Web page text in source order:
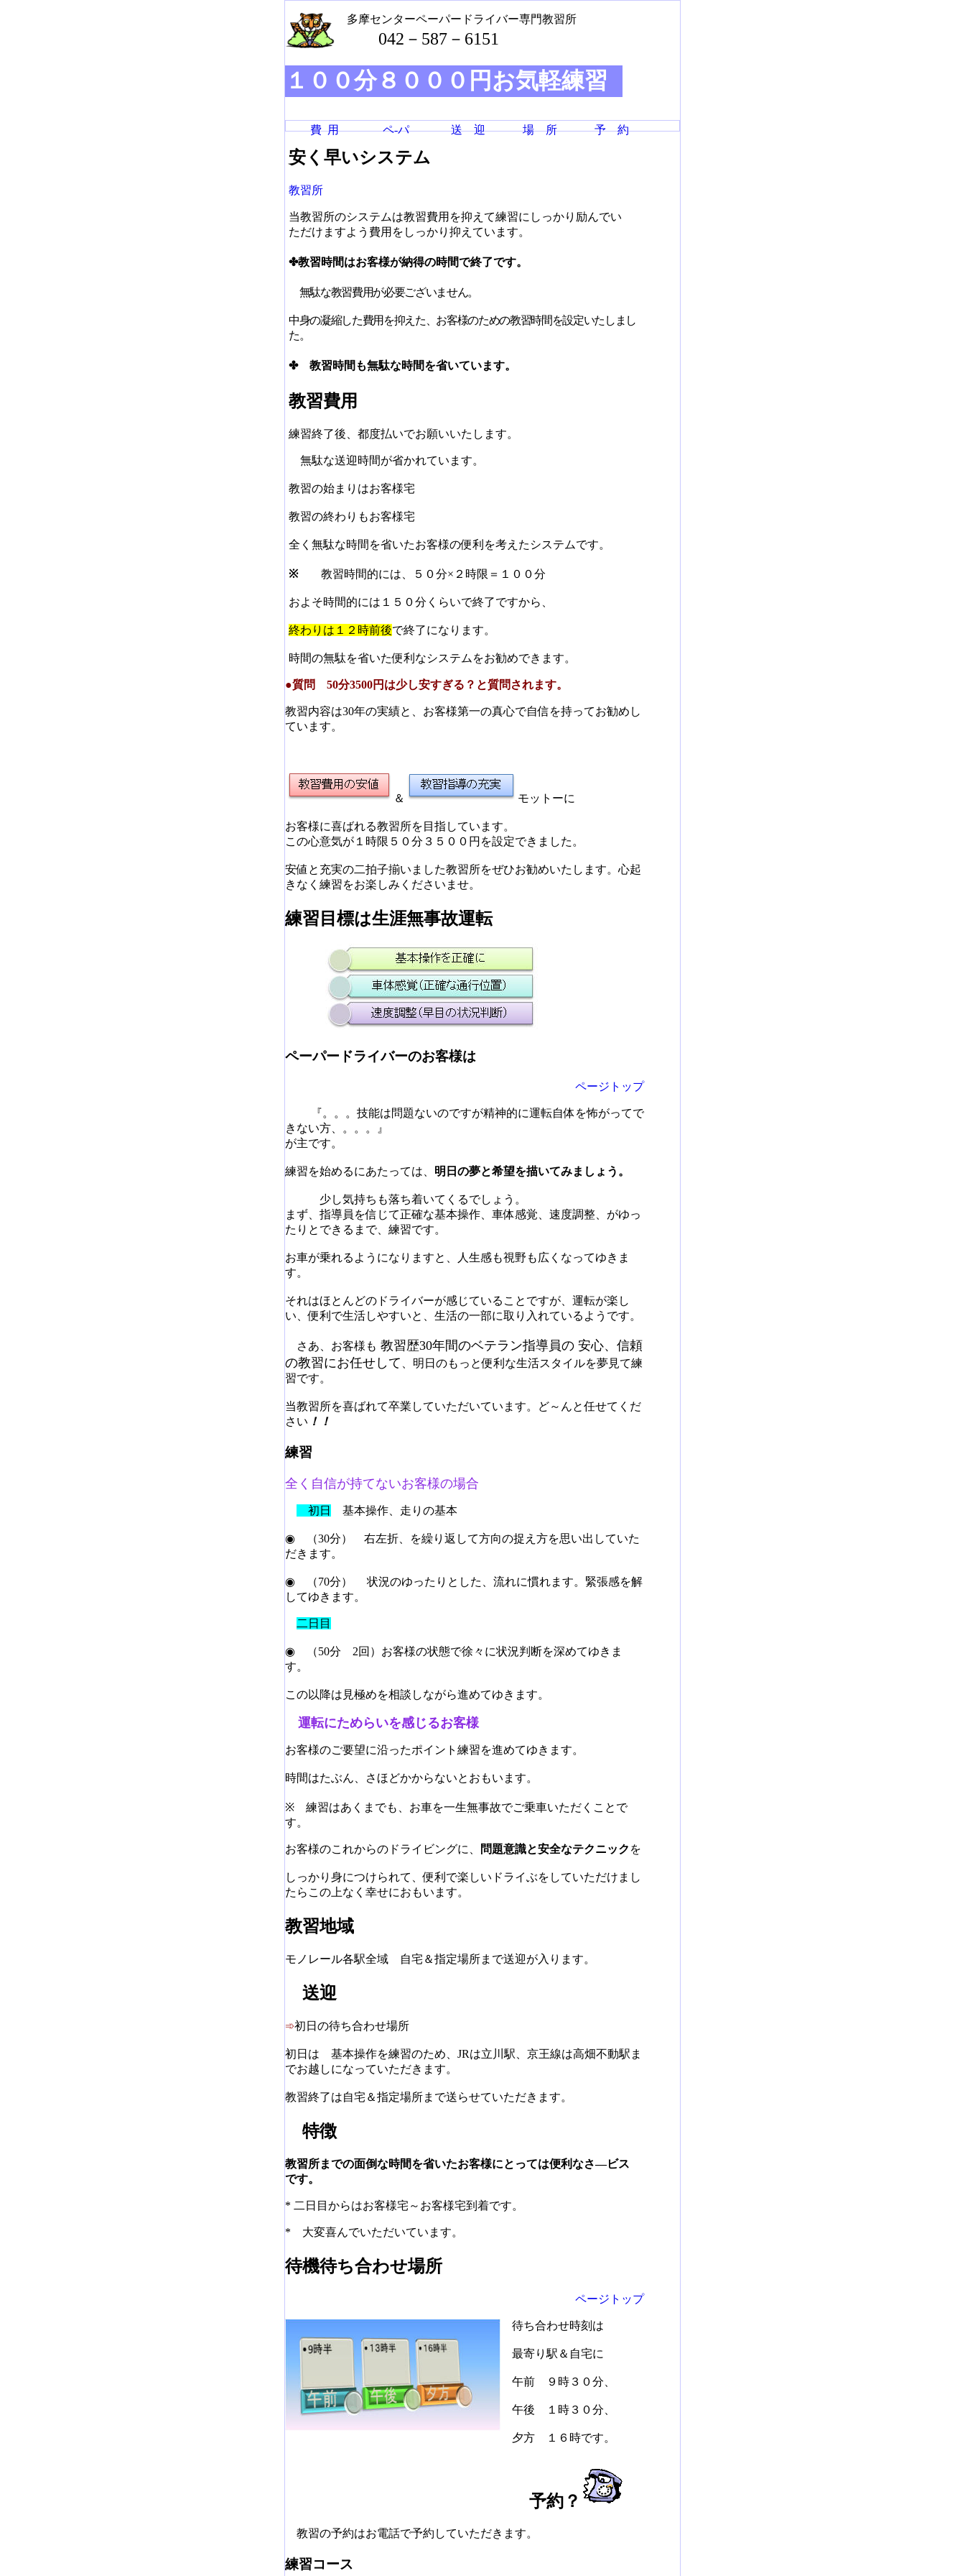
多摩センターペーパードライバー専門教習所
042－587－6151
１００分８０００円お気軽練習
費 用 ペ-パ 送 迎 場 所 予 約
安く 早いシステム
教習所
当教習所のシステムは教習費用を抑えて練習にしっかり励んでい
ただけますよう費用をしっかり抑えています。
✤教習時間はお客様が納得の時間で終了です。
無駄な教習費用が必要ございません。
中身の凝縮した費用を抑えた、お客様のための教習時間を設定いたしまし
た。
✤ 教習時間も無駄な時間を省いています。
教習費用
練習終了後、都度払いでお願いいたします。
無駄な送迎時間が省かれています。
教習の始まりはお客様宅
教習の終わりもお客様宅
全く無駄な時間を省いたお客様の便利を考えたシステムです。
※ 教習時間的には、５０分×２時限＝１００分
およそ時間的には１５０分くらいで終了ですから、
終わりは１２時前後で終了になります。
時間の無駄を省いた便利なシステムをお勧めできます。
●質問 50分3500円は少し安すぎる？と質問されます。
教習内容は30年の実績と、お客様第一の真心で自信を持ってお勧めし
ています。
＆ モットーに
お客様に喜ばれる教習所を目指しています。
この心意気が１時限５０分３５００円を設定できました。
安値と充実の二拍子揃いました教習所をぜひお勧めいたします。心起
きなく練習をお楽しみくださいませ。
練習目標は生涯無事故運転
ペーパー ドライバーのお客様は
ページトップ
『。。。技能は問題ないのですが精神的に運転自体を怖がってで
きない方、。。。』
が主です。
練習を始めるにあたっては、 明日の夢と希望を描いてみましょう。
少し気持ちも落ち着いてくるでしょう。
まず、指導員を信じて正確な基本操作、車体感覚、速度調整、がゆっ
たりとできるまで、練習です。
お車が乗れるようになりますと、人生感も視野も広くなってゆきま
す。
それはほとんどのドライバーが感じていることですが、運転が楽し
い、便利で生活しやすいと、生活の一部に取り入れているようです。
さあ、お客様も 教習歴30年間のベテラン指導員の 安心、信頼
の教習にお任せして
、明日のもっと便利な生活スタイルを夢見て練
習です。
当教習所を喜ばれて卒業していただいています。ど～んと任せてくだ
さい ！！
練習
全く自信が持てないお客様の場合
初日 基本操作、走りの基本
◉ （30分） 右左折、を繰り返して方向の捉え方を思い出していた
だきます。
◉ （70分） 状況のゆったりとした、流れに慣れます。緊張感を解
してゆきます。
二日目
◉ （50分 2回）お客様の状態で徐々に状況判断を深めてゆきま
す。
この以降は見極めを相談しながら進めてゆきます。
運転にためらいを感じるお客様
お客様のご要望に沿ったポイント練習を進めてゆきます。
時間はたぶん、さほどかからないとおもいます。
※ 練習はあくまでも、お車を一生無事故でご乗車いただくことで
す。
お客様のこれからのドライビングに、 問題意識と安全なテクニック を
しっかり身につけられて、便利で楽しいドライぶをしていただけまし
たらこの上なく幸せにおもいます。
教習地域
モノレール各駅全域 自宅＆指定場所まで送迎が入ります。
送迎
➾初日の待ち合わせ場所
初日は 基本操作を練習のため、JRは立川駅、京王線は高畑不動駅ま
でお越しになっていただきます。
教習終了は自宅＆指定場所まで送らせていただきます。
特徴
教習所までの面倒な時間を省いたお客様にとっては便利なさ―ビス
です。
* 二日目からはお客様宅～お客様宅到着です。
* 大変喜んでいただいています。
待機待ち合わせ場所
ページトップ
待ち合わせ時刻は
最寄り駅＆自宅に
午前 ９時３０分、
午後 １時３０分、
夕方 １６時です。
予約 ？
教習の予約はお電話で予約していただきます。
練習コース